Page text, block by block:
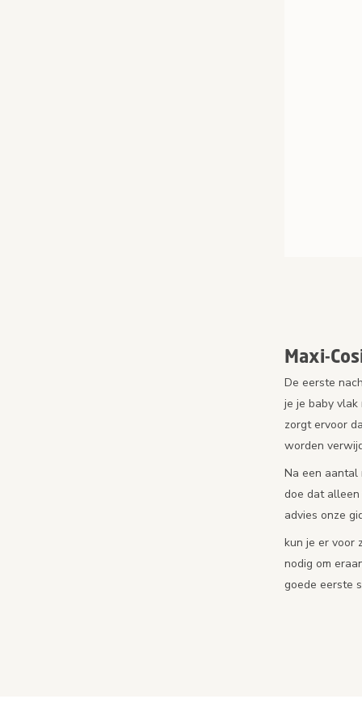
Maxi-
De eerste
je je baby
zorgt ervoor
worden
Na een aantal
doe dat alleen
advies onze
kun je er voor
nodig om
goede eerste